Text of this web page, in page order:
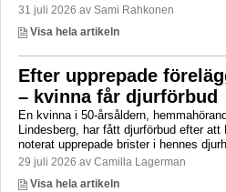
31 juli 2026 av Sami Rahkonen
Visa hela artikeln
Efter upprepade
– kvinna får djurförbud
En kvinna i 50-årsåldern,
Lindesberg, har fått djurförbud efter att
noterat upprepade brister i hennes
29 juli 2026 av Camilla Lagerman
Visa hela artikeln